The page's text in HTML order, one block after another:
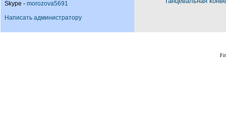
Skype - morozova5691
Написать администратору